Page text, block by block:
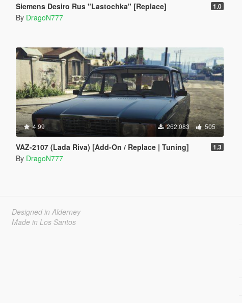
Siemens Desiro Rus "Lastochka" [Replace] 1.0
By DragoN777
4.99 262.083 505
VAZ-2107 (Lada Riva) [Add-On / Replace | Tuning] 1.3
By DragoN777
Designed in Alderney
Made in Los Santos